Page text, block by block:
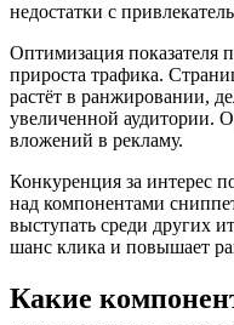
недостатки с
Оптимизация показателя
прироста трафика.
растёт в ранжировании,
увеличенной аудитории.
вложений в рекламу.
Конкуренция за интерес
над компонентами
выступать среди других
шанс клика и повышает
Какие